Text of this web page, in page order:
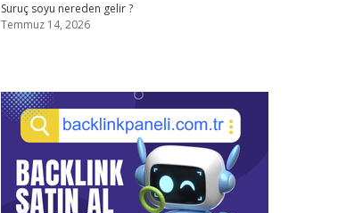
Suruç soyu nereden gelir ?
Temmuz 14, 2026